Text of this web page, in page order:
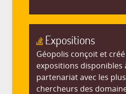
Expositions
Géopolis conçoit et créé
expositions disponibles
partenariat avec les
chercheurs des